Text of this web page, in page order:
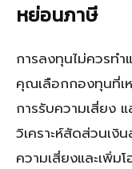
หย่อนภาษี
การลงทุนไม่ควรท
คุณเลือกกองทุนที่เ
การรับความเสี่ยง
วิเคราะห์สัดส่วนเงิ
ความเสี่ยงและเพิ่ม